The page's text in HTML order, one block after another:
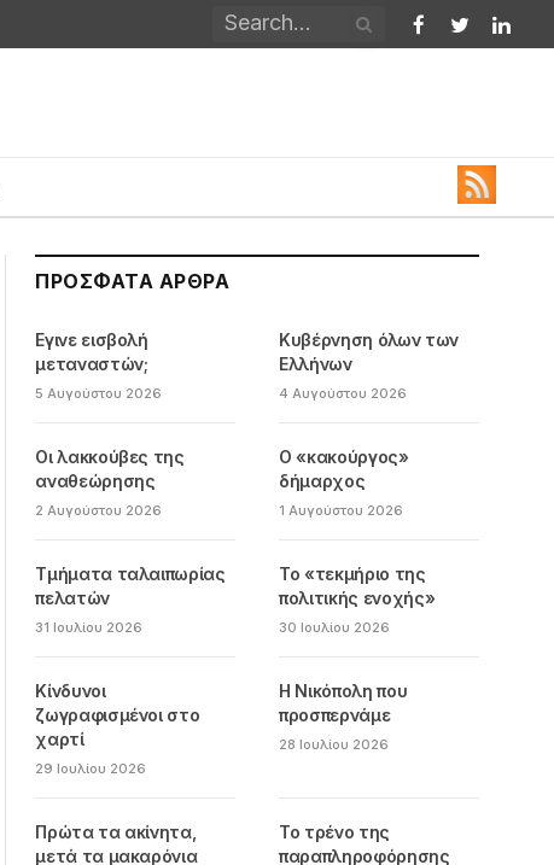
Facebook
Twitter
ΠΡΌΣΦΑΤΑ ΆΡΘΡΑ
Εγινε εισβολή
μεταναστών;
5 Αυγούστου 2026
Κυβέρνηση όλων των
Ελλήνων
4 Αυγούστου 2026
Οι λακκούβες της
αναθεώρησης
2 Αυγούστου 2026
Ο «κακούργος»
δήμαρχος
1 Αυγούστου 2026
Τμήματα ταλαιπωρίας
πελατών
31 Ιουλίου 2026
Το «τεκμήριο της
πολιτικής ενοχής»
30 Ιουλίου 2026
Κίνδυνοι
ζωγραφισμένοι στο
χαρτί
29 Ιουλίου 2026
Η Νικόπολη που
προσπερνάμε
28 Ιουλίου 2026
Πρώτα τα ακίνητα,
μετά τα μακαρόνια
Το τρένο της
παραπληροφόρησης